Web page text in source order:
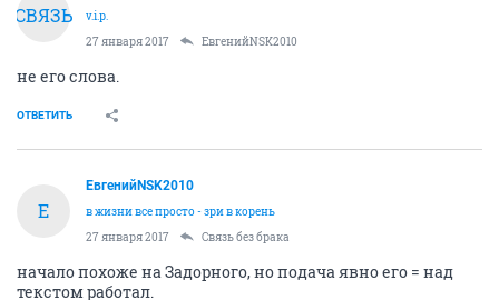
СВЯЗЬ
v.i.p.
27 января 2017
ЕвгенийNSK2010
не его слова.
ОТВЕТИТЬ
Е
ЕвгенийNSK2010
в жизни все просто - зри в корень
27 января 2017
Связь без брака
начало похоже на Задорного, но подача явно его = над
текстом работал.